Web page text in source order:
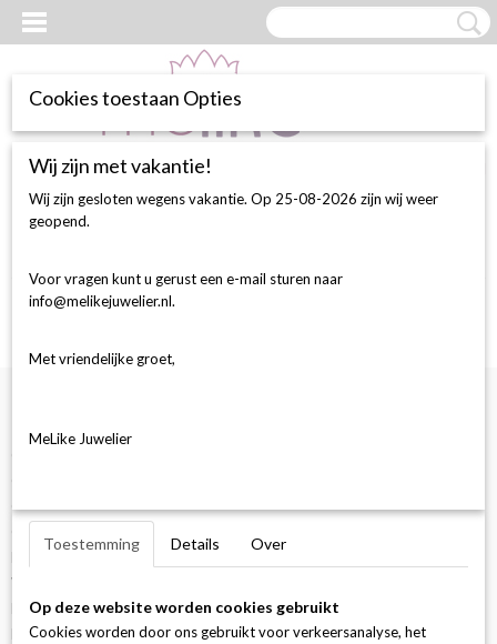
Inloggen Registreren
Geen producten
Over ons
Retour & herroepingsrecht
Voorwaarden
Betaalmogelijkheden & bezorging
Klachten
Cookies toestaan Opties
Wij zijn met vakantie!
Wij zijn gesloten wegens vakantie. Op 25-08-2026 zijn wij weer
geopend.
Voor vragen kunt u gerust een e-mail sturen naar
info@melikejuwelier.nl.
Met vriendelijke groet,
MeLike Juwelier
Toestemming Details Over
Op deze website worden cookies gebruikt
Cookies worden door ons gebruikt voor verkeersanalyse, het